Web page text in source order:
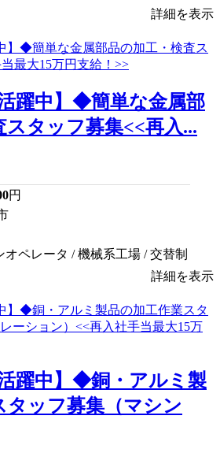
詳細を表示
活躍中】◆簡単な金属部
スタッフ募集<<再入...
円
オペレータ / 機械系工場 / 交替制
詳細を表示
活躍中】◆銅・アルミ製
タッフ募集（マシン